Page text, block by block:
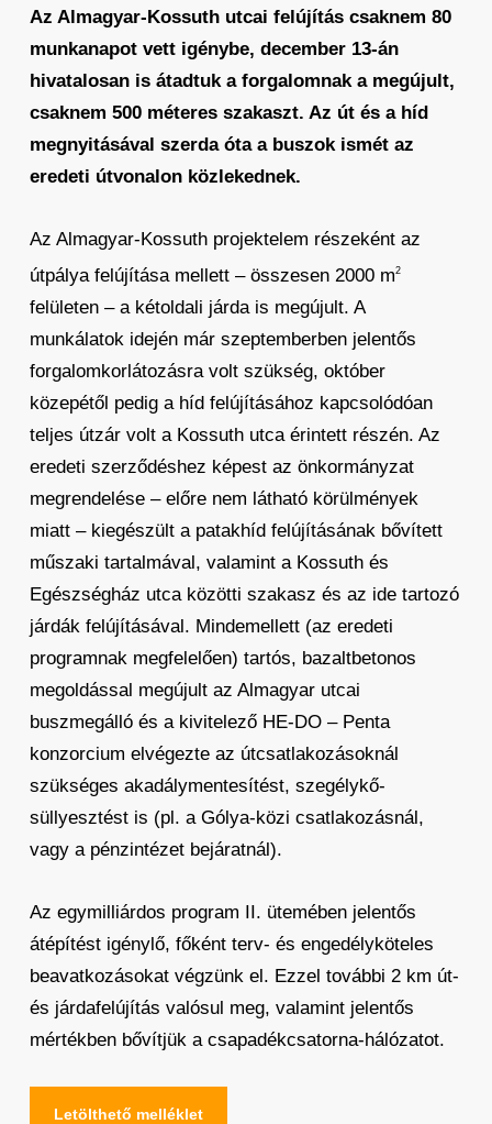
Az Almagyar-Kossuth utcai felújítás csaknem 80
munkanapot vett igénybe, december 13-án
hivatalosan is átadtuk a forgalomnak a megújult,
csaknem 500 méteres szakaszt. Az út és a híd
megnyitásával szerda óta a buszok ismét az
eredeti útvonalon közlekednek.
Az Almagyar-Kossuth projektelem részeként az
útpálya felújítása mellett – összesen 2000 m2
felületen – a kétoldali járda is megújult. A
munkálatok idején már szeptemberben jelentős
forgalomkorlátozásra volt szükség, október
közepétől pedig a híd felújításához kapcsolódóan
teljes útzár volt a Kossuth utca érintett részén. Az
eredeti szerződéshez képest az önkormányzat
megrendelése – előre nem látható körülmények
miatt – kiegészült a patakhíd felújításának bővített
műszaki tartalmával, valamint a Kossuth és
Egészségház utca közötti szakasz és az ide tartozó
járdák felújításával. Mindemellett (az eredeti
programnak megfelelően) tartós, bazaltbetonos
megoldással megújult az Almagyar utcai
buszmegálló és a kivitelező HE-DO – Penta
konzorcium elvégezte az útcsatlakozásoknál
szükséges akadálymentesítést, szegélykő-
süllyesztést is (pl. a Gólya-közi csatlakozásnál,
vagy a pénzintézet bejáratnál).
Az egymilliárdos program II. ütemében jelentős
átépítést igénylő, főként terv- és engedélyköteles
beavatkozásokat végzünk el. Ezzel további 2 km út-
és járdafelújítás valósul meg, valamint jelentős
mértékben bővítjük a csapadékcsatorna-hálózatot.
Letölthető melléklet